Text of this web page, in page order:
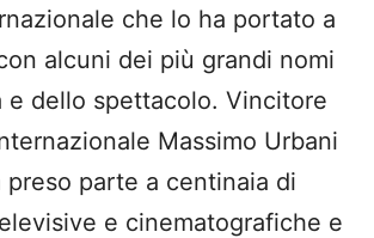
che lo ha portato a
alcuni dei più grandi nomi
e dello spettacolo. Vincitore
Massimo Urbani
preso parte a centinaia di
e cinematografiche e